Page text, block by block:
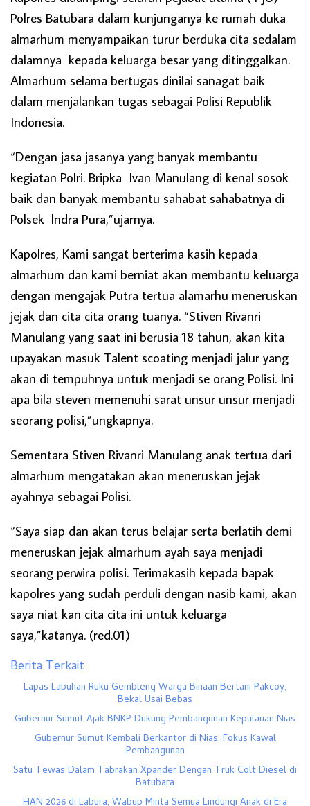
Polres Batubara dalam kunjunganya ke rumah duka
almarhum menyampaikan turur berduka cita sedalam
dalamnya kepada keluarga besar yang ditinggalkan.
Almarhum selama bertugas dinilai sanagat baik
dalam menjalankan tugas sebagai Polisi Republik
Indonesia.
“Dengan jasa jasanya yang banyak membantu
kegiatan Polri. Bripka Ivan Manulang di kenal sosok
baik dan banyak membantu sahabat sahabatnya di
Polsek lndra Pura,”ujarnya.
Kapolres, Kami sangat berterima kasih kepada
almarhum dan kami berniat akan membantu keluarga
dengan mengajak Putra tertua alamarhu meneruskan
jejak dan cita cita orang tuanya. “Stiven Rivanri
Manulang yang saat ini berusia 18 tahun, akan kita
upayakan masuk Talent scoating menjadi jalur yang
akan di tempuhnya untuk menjadi se orang Polisi. Ini
apa bila steven memenuhi sarat unsur unsur menjadi
seorang polisi,”ungkapnya.
Sementara Stiven Rivanri Manulang anak tertua dari
almarhum mengatakan akan meneruskan jejak
ayahnya sebagai Polisi.
“Saya siap dan akan terus belajar serta berlatih demi
meneruskan jejak almarhum ayah saya menjadi
seorang perwira polisi. Terimakasih kepada bapak
kapolres yang sudah perduli dengan nasib kami, akan
saya niat kan cita cita ini untuk keluarga
saya,”katanya. (red.01)
Berita Terkait
Lapas Labuhan Ruku Gembleng Warga Binaan Bertani Pakcoy,
Bekal Usai Bebas
Gubernur Sumut Ajak BNKP Dukung Pembangunan Kepulauan Nias
Gubernur Sumut Kembali Berkantor di Nias, Fokus Kawal
Pembangunan
Satu Tewas Dalam Tabrakan Xpander Dengan Truk Colt Diesel di
Batubara
HAN 2026 di Labura, Wabup Minta Semua Lindungi Anak di Era